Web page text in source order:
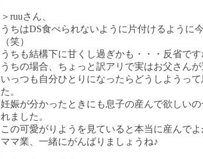
＞ruuさん、
うちはDS食べられないように片付けるように
（笑）
うちも結構下に甘くし過ぎかも・・・反省です
うちの場合、ちょっと訳アリで実はお父さんが
いっつも自分ひとりになったらどうしようっ
た。
妊娠が分かったときにも息子の産んで欲しいの
れました。
この可愛がりようを見ていると本当に産んでよ
ママ業、一緒にがんばりましょうね♪